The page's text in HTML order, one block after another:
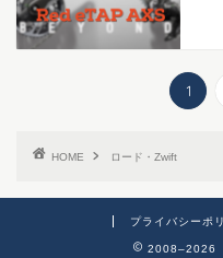
1
HOME ロード・Zwift
プライバシーポ
2008–2026